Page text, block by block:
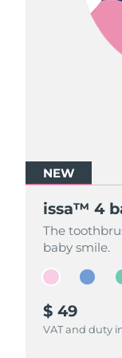
NEW
issa™ 4
The
baby smile.
$ 49
VAT and duty
NEW
issa™ 4
The
baby smile.
$ 49
VAT and duty
NEW
issa™ 4
The
baby smile.
$ 49
VAT and duty